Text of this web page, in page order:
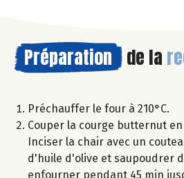
Préparation de la
Préchauffer le four à 210°C.
Couper la courge butternut
Inciser la chair avec un
d'huile d'olive et saupoudrer
enfourner pendant 45 min